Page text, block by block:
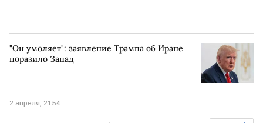
"Он умоляет": заявление Трампа об Иране
поразило Запад
2 апреля, 21:54